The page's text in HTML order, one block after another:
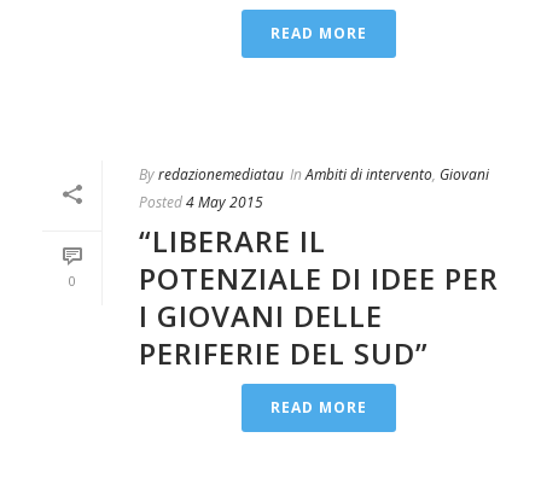
READ MORE
0
Byredazionemediatau In Ambiti di intervento, Giovani
Posted4 May 2015
“LIBERARE IL
POTENZIALE DI IDEE PER
I GIOVANI DELLE
PERIFERIE DEL SUD”
READ MORE